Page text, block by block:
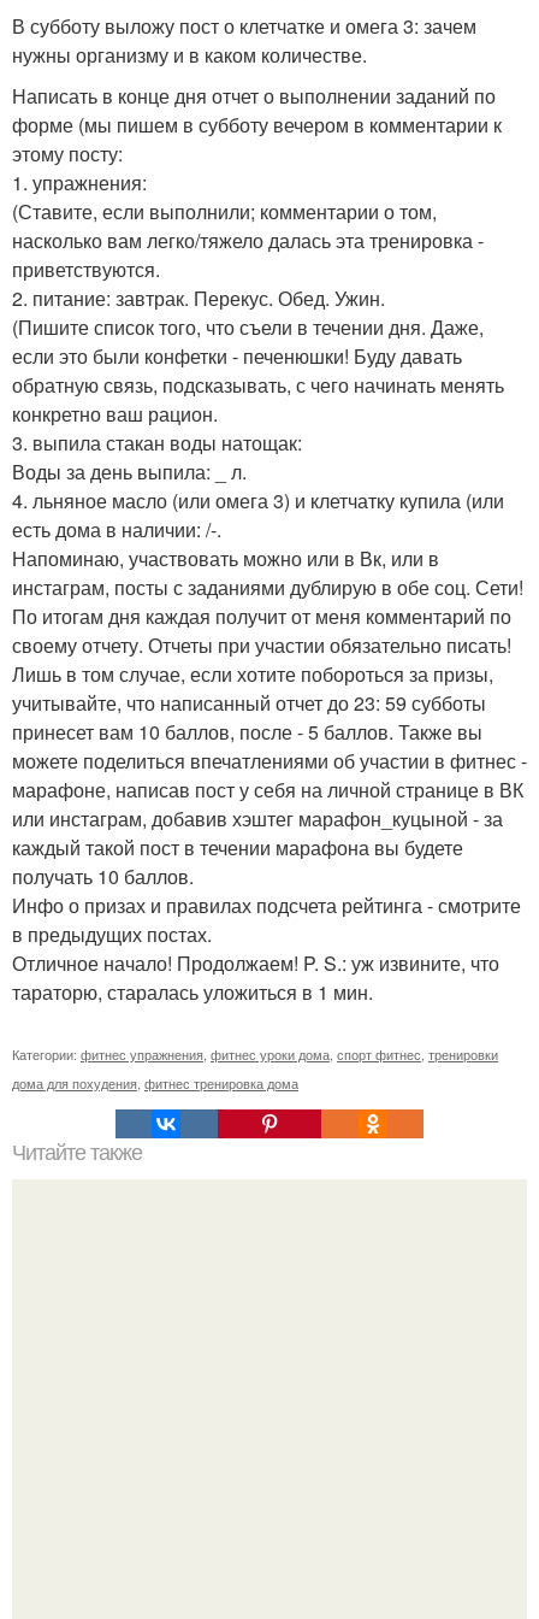
В субботу выложу пост о клетчатке и омега 3: зачем
нужны организму и в каком количестве.
Написать в конце дня отчет о выполнении заданий по
форме (мы пишем в субботу вечером в комментарии к
этому посту:
1. упражнения:
(Ставите, если выполнили; комментарии о том,
насколько вам легко/тяжело далась эта тренировка -
приветствуются.
2. питание: завтрак. Перекус. Обед. Ужин.
(Пишите список того, что съели в течении дня. Даже,
если это были конфетки - печенюшки! Буду давать
обратную связь, подсказывать, с чего начинать менять
конкретно ваш рацион.
3. выпила стакан воды натощак:
Воды за день выпила: _ л.
4. льняное масло (или омега 3) и клетчатку купила (или
есть дома в наличии: /-.
Напоминаю, участвовать можно или в Вк, или в
инстаграм, посты с заданиями дублирую в обе соц. Сети!
По итогам дня каждая получит от меня комментарий по
своему отчету. Отчеты при участии обязательно писать!
Лишь в том случае, если хотите побороться за призы,
учитывайте, что написанный отчет до 23: 59 субботы
принесет вам 10 баллов, после - 5 баллов. Также вы
можете поделиться впечатлениями об участии в фитнес -
марафоне, написав пост у себя на личной странице в ВК
или инстаграм, добавив хэштег марафон_куцыной - за
каждый такой пост в течении марафона вы будете
получать 10 баллов.
Инфо о призах и правилах подсчета рейтинга - смотрите
в предыдущих постах.
Отличное начало! Продолжаем! P. S.: уж извините, что
тараторю, старалась уложиться в 1 мин.
Категории: фитнес упражнения фитнес уроки дома спорт фитнес тренировки
дома для похудения фитнес тренировка дома
Читайте также